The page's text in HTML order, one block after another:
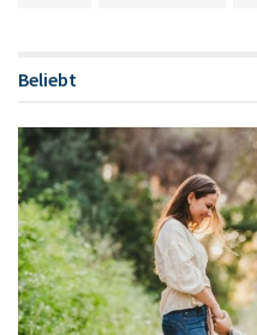
Beliebt